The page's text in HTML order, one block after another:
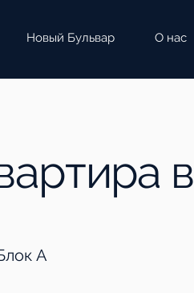
Новый Бульвар О нас
в
A